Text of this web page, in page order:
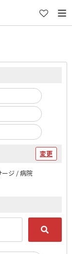
変更
ジ / 病院